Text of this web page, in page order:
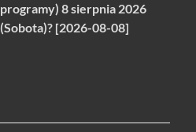
programy) 8 sierpnia 2026
(Sobota)? [2026-08-08]